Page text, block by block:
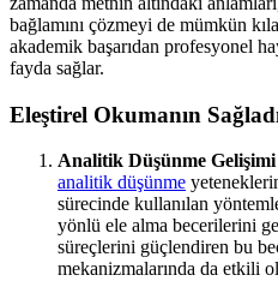
bağlamını çözmeyi de mümkün
akademik başarıdan profesyonel
fayda sağlar.
Eleştirel Okumanın
Analitik Düşünme Gelişimi
analitik düşünme
sürecinde kullanılan
yönlü ele alma becerilerini
süreçlerini güçlendiren bu
mekanizmalarında da etkili